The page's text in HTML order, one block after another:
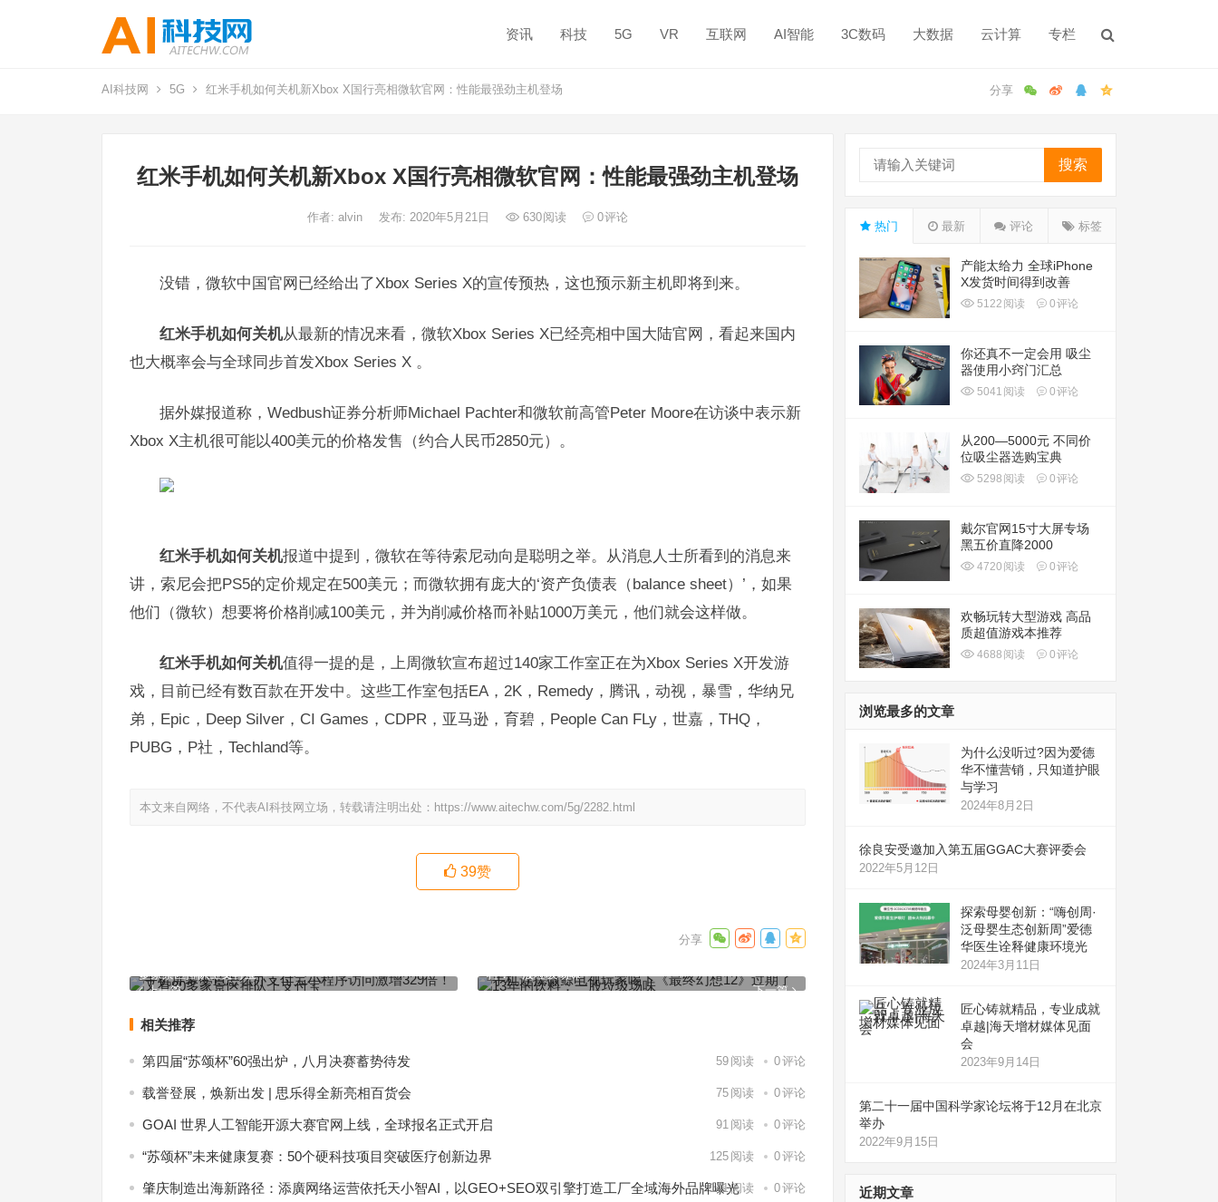
资讯 科技 5G VR 互联网 AI智能 3C数码 大数据 云计算 专栏
AI科技网 5G 红米手机如何关机新Xbox X国行亮相微软官网：性能最强劲主机登场
红米手机如何关机新Xbox X国行亮相微软官网：性能最强劲主机登场
作者: alvin 发布: 2020年5月21日 630阅读 0评论
没错，微软中国官网已经给出了Xbox Series X的宣传预热，这也预示新主机即将到来。
红米手机如何关机从最新的情况来看，微软Xbox Series X已经亮相中国大陆官网，看起来国内
也大概率会与全球同步首发Xbox Series X 。
据外媒报道称，Wedbush证券分析师Michael Pachter和微软前高管Peter Moore在访谈中表示新
Xbox X主机很可能以400美元的价格发售（约合人民币2850元）。
红米手机如何关机报道中提到，微软在等待索尼动向是聪明之举。从消息人士所看到的消息来
讲，索尼会把PS5的定价规定在500美元；而微软拥有庞大的‘资产负债表（balance sheet）’，如果
他们（微软）想要将价格削减100美元，并为削减价格而补贴1000万美元，他们就会这样做。
红米手机如何关机值得一提的是，上周微软宣布超过140家工作室正在为Xbox Series X开发游
戏，目前已经有数百款在开发中。这些工作室包括EA，2K，Remedy，腾讯，动视，暴雪，华纳兄
弟，Epic，Deep Silver，CI Games，CDPR，亚马逊，育碧，People Can FLy，世嘉，THQ，
PUBG，P社，Techland等。
本文来自网络，不代表AI科技网立场，转载请注明出处： https://www.aitechw.com/5g/2282.html
39赞
上一篇
多家景区排队上支付宝
下一篇
料：一股垃圾场味
相关推荐
第四届“苏颂杯”60强出炉，八月决赛蓄势待发 59 阅读 0评论
载誉登展，焕新出发 | 思乐得全新亮相百货会 75 阅读 0评论
GOAI 世界人工智能开源大赛官网上线，全球报名正式开启 91 阅读 0评论
“苏颂杯”未来健康复赛：50个硬科技项目突破医疗创新边界 125 阅读 0评论
肇庆制造出海新路径：添廣网络运营依托天小智AI，以GEO+SEO双引擎打造工厂全域海外品牌曝光
141阅读 0评论
搜索
热门 最新 评论 标签
产能太给力 全球iPhone
X发货时间得到改善
5122 阅读 0评论
你还真不一定会用 吸尘
器使用小窍门汇总
5041 阅读 0评论
从200—5000元 不同价
位吸尘器选购宝典
5298 阅读 0评论
戴尔官网15寸大屏专场
黑五价直降2000
4720 阅读 0评论
欢畅玩转大型游戏 高品
质超值游戏本推荐
4688 阅读 0评论
浏览最多的文章
为什么没听过?因为爱德
华不懂营销，只知道护眼
与学习
2024年8月2日
徐良安受邀加入第五届GGAC大赛评委会
2022年5月12日
探索母婴创新：“嗨创周·
泛母婴生态创新周”爱德
华医生诠释健康环境光
2024年3月11日
匠心铸就精品，专业成就
卓越|海天增材媒体见面
会
2023年9月14日
第二十一届中国科学家论坛将于12月在北京
举办
2022年9月15日
近期文章